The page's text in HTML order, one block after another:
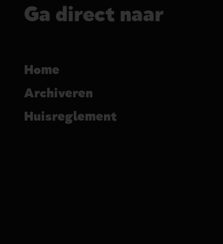
Ga direct naar
Home
Archiveren
Huisreglement